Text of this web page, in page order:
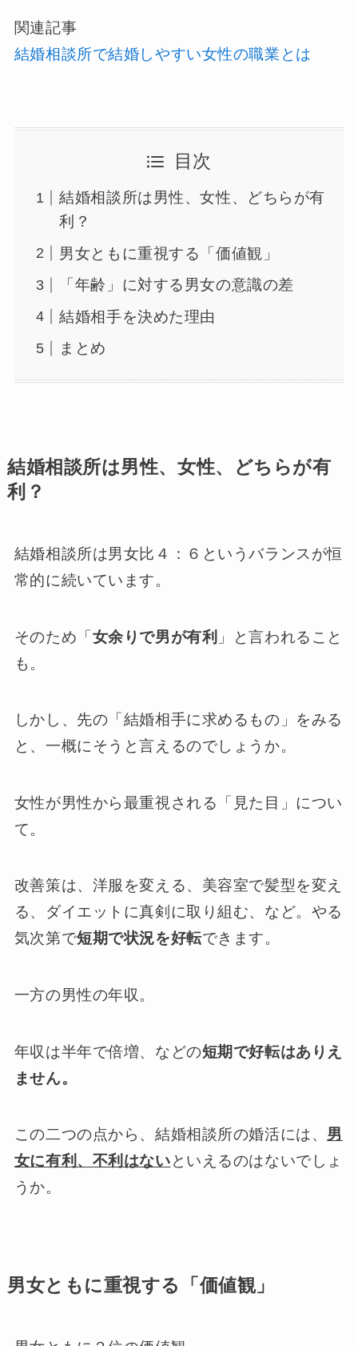
関連記事
結婚相談所で結婚しやすい女性の職業とは
目次
結婚相談所は男性、女性、どちらが有
利？
男女ともに重視する「価値観」
「年齢」に対する男女の意識の差
結婚相手を決めた理由
まとめ
結婚相談所は男性、女性、どちらが有
利？
結婚相談所は男女比４：６というバランスが恒
常的に続いています。
そのため「女余りで男が有利 」と言われること
も。
しかし、先の「結婚相手に求めるもの」をみる
と、一概にそうと言えるのでしょうか。
女性が男性から最重視される「見た目」につい
て。
改善策は、洋服を変える、美容室で髪型を変え
る、ダイエットに真剣に取り組む、など。やる
気次第で短期で状況を好転できます。
一方の男性の年収。
年収は半年で倍増、などの短期で好転はありえ
ません。
この二つの点から、結婚相談所の婚活には、 男
女に有利、不利はないといえるのはないでしょ
うか。
男女ともに重視する「価値観」